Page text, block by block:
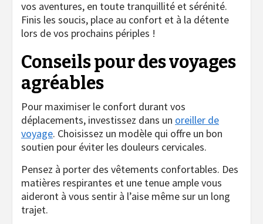
vos aventures, en toute tranquillité et sérénité.
Finis les soucis, place au confort et à la détente
lors de vos prochains périples !
Conseils pour des voyages
agréables
Pour maximiser le confort durant vos
déplacements, investissez dans un oreiller de
voyage. Choisissez un modèle qui offre un bon
soutien pour éviter les douleurs cervicales.
Pensez à porter des vêtements confortables. Des
matières respirantes et une tenue ample vous
aideront à vous sentir à l’aise même sur un long
trajet.